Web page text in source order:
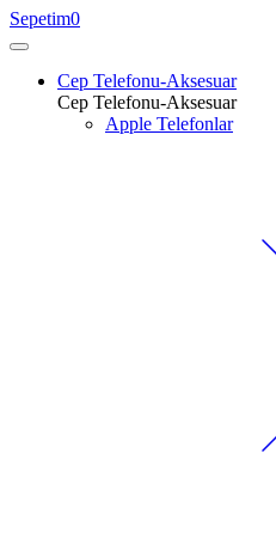
Sepetim0
Cep Telefonu-Aksesuar
Cep Telefonu-Aksesuar
Apple Telefonlar